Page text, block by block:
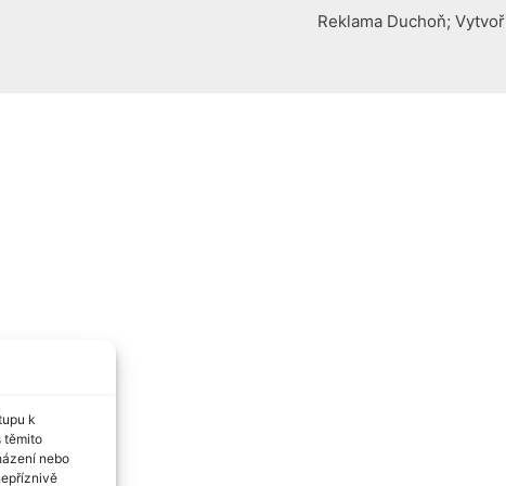
k
těmito
nebo
Reklama Duchoň;